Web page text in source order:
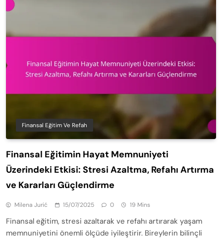
Finansal Eğitim Ve Refah
Finansal Eğitimin Hayat Memnuniyeti
Üzerindeki Etkisi: Stresi Azaltma, Refahı Artırma
ve Kararları Güçlendirme
Milena Jurić 15/07/2025 0 19 Mins
Finansal eğitim, stresi azaltarak ve refahı artırarak yaşam
memnuniyetini önemli ölçüde iyileştirir. Bireylerin bilinçli